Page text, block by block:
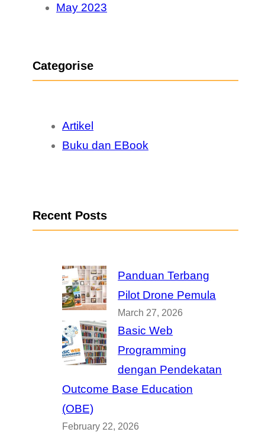
May 2023
Categorise
Artikel
Buku dan EBook
Recent Posts
Panduan Terbang
Pilot Drone Pemula
March 27, 2026
Basic Web
Programming
dengan Pendekatan
Outcome Base Education
(OBE)
February 22, 2026